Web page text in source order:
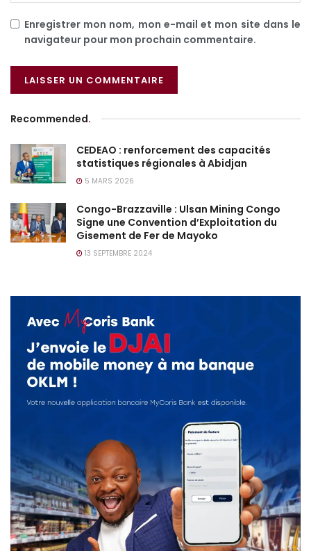
Enregistrer mon nom, mon e-mail et mon site dans le
navigateur pour mon prochain commentaire.
Recommended.
CEDEAO : renforcement des capacités
statistiques régionales à Abidjan
5 MARS 2026
Congo-Brazzaville : Ulsan Mining Congo
Signe une Convention d’Exploitation du
Gisement de Fer de Mayoko
13 SEPTEMBRE 2024